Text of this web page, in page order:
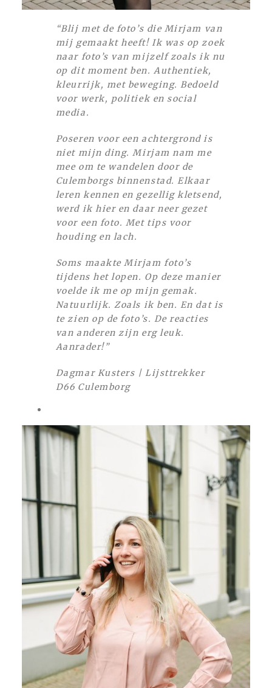
“Blij met de foto’s die Mirjam van
mij gemaakt heeft! Ik was op zoek
naar foto’s van mijzelf zoals ik nu
op dit moment ben. Authentiek,
kleurrijk, met beweging. Bedoeld
voor werk, politiek en social
media.
Poseren voor een achtergrond is
niet mijn ding. Mirjam nam me
mee om te wandelen door de
Culemborgs binnenstad. Elkaar
leren kennen en gezellig kletsend,
werd ik hier en daar neer gezet
voor een foto. Met tips voor
houding en lach.
Soms maakte Mirjam foto’s
tijdens het lopen. Op deze manier
voelde ik me op mijn gemak.
Natuurlijk. Zoals ik ben. En dat is
te zien op de foto’s. De reacties
van anderen zijn erg leuk.
Aanrader!”
Dagmar Kusters | Lijsttrekker
D66 Culemborg